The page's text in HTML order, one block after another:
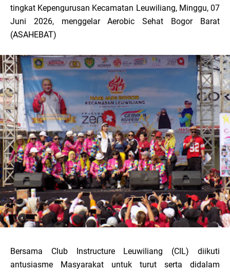
tingkat Kepengurusan Kecamatan Leuwiliang, Minggu, 07
Juni 2026, menggelar Aerobic Sehat Bogor Barat
(ASAHEBAT)
Bersama Club Instructure Leuwiliang (CIL) diikuti
antusiasme Masyarakat untuk turut serta didalam